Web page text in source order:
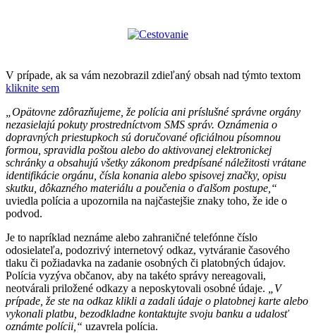
V prípade, ak sa vám nezobrazil zdieľaný obsah nad týmto textom
kliknite sem
„Opätovne zdôrazňujeme, že polícia ani príslušné správne orgány
nezasielajú pokuty prostredníctvom SMS správ. Oznámenia o
dopravných priestupkoch sú doručované oficiálnou písomnou
formou, spravidla poštou alebo do aktivovanej elektronickej
schránky a obsahujú všetky zákonom predpísané náležitosti vrátane
identifikácie orgánu, čísla konania alebo spisovej značky, opisu
skutku, dôkazného materiálu a poučenia o ďalšom postupe,“
uviedla polícia a upozornila na najčastejšie znaky toho, že ide o
podvod.
Je to napríklad neznáme alebo zahraničné telefónne číslo
odosielateľa, podozrivý internetový odkaz, vytváranie časového
tlaku či požiadavka na zadanie osobných či platobných údajov.
Polícia vyzýva občanov, aby na takéto správy nereagovali,
neotvárali priložené odkazy a neposkytovali osobné údaje. „V
prípade, že ste na odkaz klikli a zadali údaje o platobnej karte alebo
vykonali platbu, bezodkladne kontaktujte svoju banku a udalosť
oznámte polícii,“ uzavrela polícia.